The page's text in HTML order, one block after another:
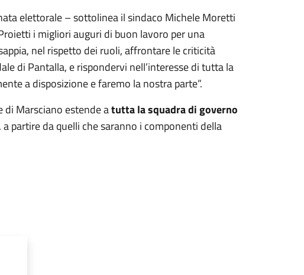
elettorale – sottolinea il sindaco Michele Moretti
i migliori auguri di buon lavoro per una
nel rispetto dei ruoli, affrontare le criticità
di Pantalla, e rispondervi nell’interesse di tutta la
a disposizione e faremo la nostra parte”.
di Marsciano estende atutta la squadra di governo
a partire da quelli che saranno i componenti della